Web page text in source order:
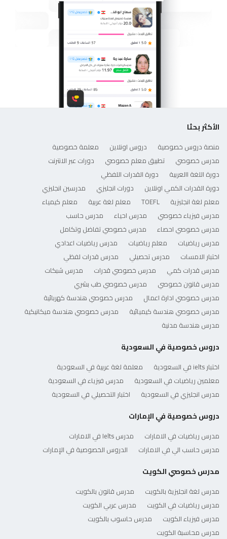
الأكثر بحثا
منصة دروس خصوصية دروس اونلاين
معلمة خصوصية
مدرس خصوصي
تطبيق معلم خصوصي
دورات عبر الانترنت
دورة اللغة االعربية
دورة القدرات اللفظي
دورة القدرات الكمي اونلاين
دورات انجليزي
مدرسين انجليزي
معلم لغة انجليزية
TOEFL معلم لغة عربية
معلم كيمياء
مدرس فيزياء خصوصي
مدرس احياء
مدرس حاسب
مدرس خصوصي احصاء
مدرس خصوصي تفاضل وتكامل
مدرس رياضيات
معلم رياضيات
مدرس رياضيات اعدادي
اختبار الامسات
مدرس تحصيلي
مدرس قدرات لفظي
مدرس قدرات كمي
مدرس خصوصي قدرات
مدرس شبكات
مدرس قانون خصوصي
مدرس خصوصي طب بشري
مدرس خصوصي ادارة اعمال
مدرس خصوصي هندسة كهربائية
مدرس خصوصي هندسة كيميائية
مدرس خصوصي هندسة ميكانيكية
مدرس هندسة مدنية
دروس خصوصية في السعودية
اختبار ielts في السعودية
معلمة لغة عربية في السعودية
معلمين رياضيات في السعودية
مدرس فيزياء في السعودية
مدرس انجليزي في السعودية
اختبار التحصيلي في السعودية
دروس خصوصية في الإمارات
مدرس رياضيات في الامارات
مدرس Ielts في الامارات
مدرس حاسب الي في الامارات
الدروس الخصوصية في الإمارات
مدرس خصوصي الكويت
مدرس لغة انجليزية بالكويت
مدرس قانون بالكويت
مدرس رياضيات في الكويت
مدرس عربي الكويت
مدرس فيزياء الكويت
مدرس حاسوب بالكويت
مدرس محاسبة الكويت